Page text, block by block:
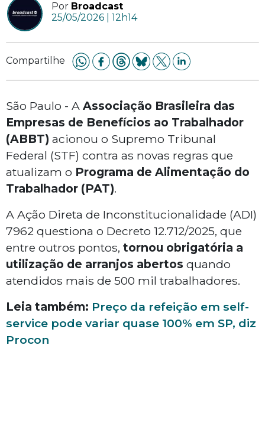
Por Broadcast
25/05/2026 | 12h14
Compartilhe
São Paulo - A Associação Brasileira das
Empresas de Benefícios ao Trabalhador
(ABBT) acionou o Supremo Tribunal
Federal (STF) contra as novas regras que
atualizam o Programa de Alimentação do
Trabalhador (PAT).
A Ação Direta de Inconstitucionalidade (ADI)
7962 questiona o Decreto 12.712/2025, que
entre outros pontos, tornou obrigatória a
utilização de arranjos abertos quando
atendidos mais de 500 mil trabalhadores.
Leia também: Preço da refeição em self-
service pode variar quase 100% em SP, diz
Procon